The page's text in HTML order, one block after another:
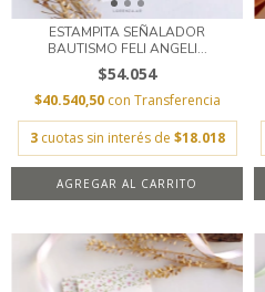
ESTAMPITA SEÑALADOR
BAUTISMO FELI ANGELI...
$54.054
$40.540,50 con Transferencia
3 cuotas sin interés de $18.018
AGREGAR AL CARRITO